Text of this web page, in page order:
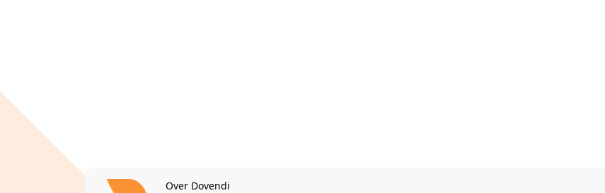
Over Dovendi